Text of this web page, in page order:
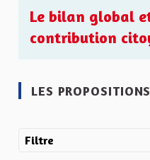
Le bilan global
contribution
LES PROPOSITIONS
Filtre